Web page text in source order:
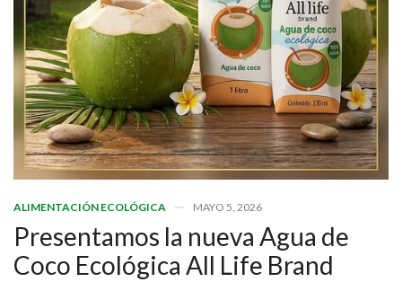
ALIMENTACIÓN ECOLÓGICA MAYO 5, 2026
Presentamos la nueva Agua de
Coco Ecológica All Life Brand